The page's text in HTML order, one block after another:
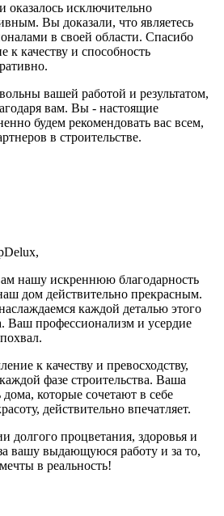
оказалось исключительно
Вы доказали, что являетесь
в своей области. Спасибо
к качеству и способность
вашей работой и результатом,
вам. Вы - настоящие
будем рекомендовать вас всем,
в строительстве.
нашу искреннюю благодарность
дом действительно прекрасным.
каждой деталью этого
Ваш профессионализм и усердие
к качеству и превосходству,
фазе строительства. Ваша
дома, которые сочетают в себе
действительно впечатляет.
процветания, здоровья и
вашу выдающуюся работу и за то,
в реальность!